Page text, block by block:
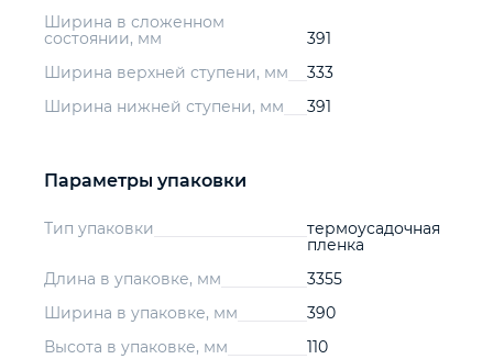
Ширина в сложенном
состоянии, мм
391
Ширина верхней ступени, мм
333
Ширина нижней ступени, мм
391
Параметры упаковки
Тип упаковки
термоусадочная
пленка
Длина в упаковке, мм
3355
Ширина в упаковке, мм
390
Высота в упаковке, мм
110